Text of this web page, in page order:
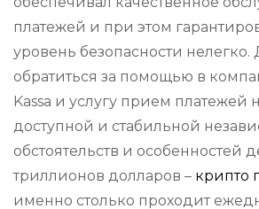
платежей и при этом
уровень безопасности нелегко.
обратиться за помощью в
Kassa и услугу прием платежей
доступной и стабильной
обстоятельств и особенностей
триллионов долларов – крипто
именно столько проходит